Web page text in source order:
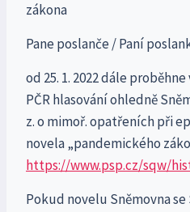
zákona
Pane poslanče / Paní
od 25. 1. 2022 dále
PČR hlasování ohledně
z. o mimoř. opatřeních při
novela „pandemického
https://www.psp.cz/sqw/
Pokud novelu Sněmovna